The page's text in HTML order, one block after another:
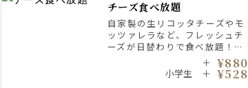
チーズ食べ放題
自家製の生リコッタチーズやモ
ッツァレラなど、フレッシュチ
ーズが日替わりで食べ放題！好
＋ ¥880
小学生 ＋ ¥528